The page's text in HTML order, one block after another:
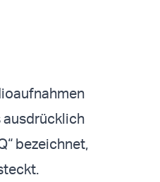
ausdrücklich
bezeichnet,